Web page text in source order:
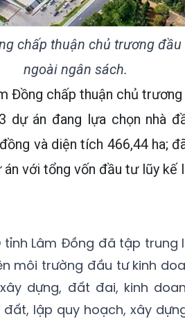
chấp thuận chủ trương
ngoài ngân sách.
Đồng chấp thuận chủ
dự án đang lựa chọn nhà
và diện tích 466,44 ha;
với tổng vốn đầu tư lũy kế
tỉnh Lâm Đồng đã tập
môi trường đầu tư kinh
dựng, đất đai, kinh
lập quy hoạch, xây